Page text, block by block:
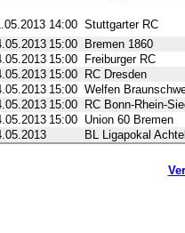
14:00 Stuttgarter RC
15:00
Bremen 1860
15:00
Freiburger RC
15:00
RC Dresden
15:00 Welfen
15:00
RC Bonn-Rhein-
15:00 Union 60 Bremen
BL Ligapokal